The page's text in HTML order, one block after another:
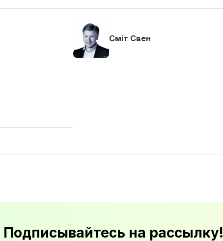
Сміт Свен
Подписывайтесь на рассылку!